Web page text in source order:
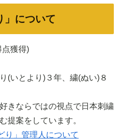
」について
点獲得)
(いとより)３年、繍(ぬい)８
きならではの視点で日本刺繍
提案をしています。
り」管理人について